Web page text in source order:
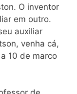
O inventor
em outro.
auxiliar
venha cá,
10 de marco